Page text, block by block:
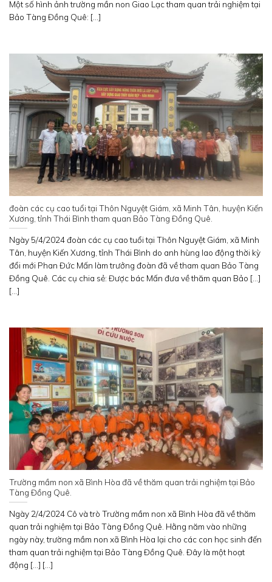
Một số hình ảnh trường mần non Giao Lạc tham quan trải nghiệm tại
Bảo Tàng Đồng Quê: [...]
đoàn các cụ cao tuổi tại Thôn Nguyệt Giám, xã Minh Tân, huyện Kiến
Xương, tỉnh Thái Bình tham quan Bảo Tàng Đồng Quê.
Ngày 5/4/2024 đoàn các cụ cao tuổi tại Thôn Nguyệt Giám, xã Minh
Tân, huyện Kiến Xương, tỉnh Thái Bình do anh hùng lao động thời kỳ
đổi mới Phan Đức Mấn làm trưởng đoàn đã về tham quan Bảo Tàng
Đồng Quê. Các cụ chia sẻ: Được bác Mấn đưa về thăm quan Bảo [...]
[...]
Trường mầm non xã Bình Hòa đã về thăm quan trải nghiệm tại Bảo
Tàng Đồng Quê.
Ngày 2/4/2024 Cô và trò Trường mầm non xã Bình Hòa đã về thăm
quan trải nghiệm tại Bảo Tàng Đồng Quê. Hằng năm vào những
ngày này, trường mầm non xã Bình Hòa lại cho các con học sinh đến
tham quan trải nghiệm tại Bảo Tàng Đồng Quê. Đây là một hoạt
động [...] [...]